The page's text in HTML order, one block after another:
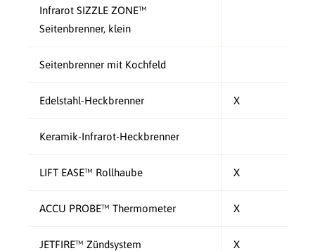
Infrarot SIZZLE ZONE™
Seitenbrenner, klein
Seitenbrenner mit Kochfeld
Edelstahl-Heckbrenner X
Keramik-Infrarot-Heckbrenner
LIFT EASE™ Rollhaube X
ACCU PROBE™ Thermometer X
JETFIRE™ Zündsystem X